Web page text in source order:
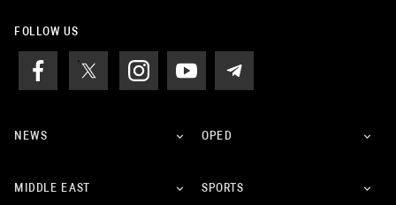
FOLLOW US
NEWS OPED
MIDDLE EAST SPORTS